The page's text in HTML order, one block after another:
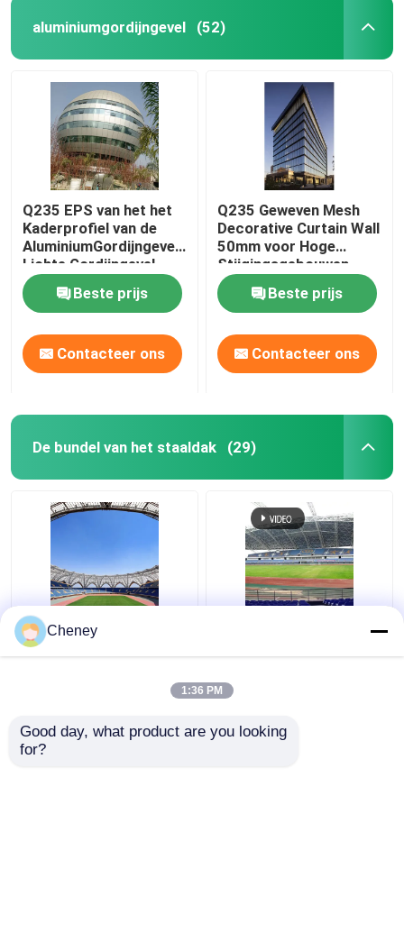
aluminiumgordijngevel (52)
Q235 EPS van het het
Kaderprofiel van de
AluminiumGordijngevel
Lichte Gordijngevel
50mm
Beste prijs
Contacteer ons
Q235 Geweven Mesh
Decorative Curtain Wall
50mm voor Hoge
Stijgingsgebouwen
Beste prijs
Contacteer ons
De bundel van het staaldak (29)
Q235 Gebogen van het
het Metaaldak van het
Bundels van het het
Metaaldak Zilver
Cheney
1:36 PM
Good day, what product are you looking
for?